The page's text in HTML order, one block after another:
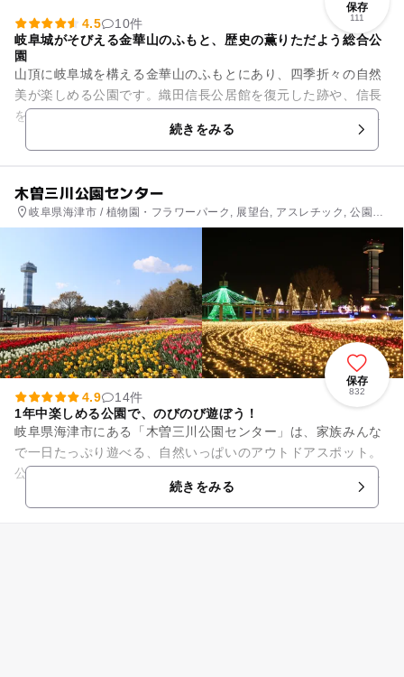
保存
111
4.5
10件
岐阜城がそびえる金華山のふもと、歴史の薫りただよう総合公
園
山頂に岐阜城を構える金華山のふもとにあり、四季折々の自然
美が楽しめる公園です。織田信長公居館を復元した跡や、信長
をテーマにした庭、岐阜市歴史博物館などあり、歴史の薫りが
漂う落ち着いた雰囲気です。...続きをみる
木曽三川公園センター
岐阜県海津市 / 植物園・フラワーパーク, 展望台, アスレチック, 公園・
総合公園
保存
832
4.9
14件
1年中楽しめる公園で、のびのび遊ぼう！
岐阜県海津市にある「木曽三川公園センター」は、家族みんな
で一日たっぷり遊べる、自然いっぱいのアウトドアスポット。
公園に入るとまず目に入るのは、季節ごとに色とりどりの花が
咲き誇る大花壇！春はチ...続きをみる